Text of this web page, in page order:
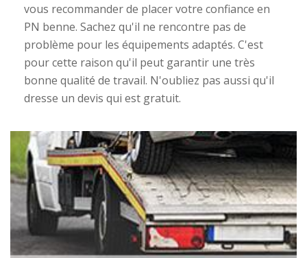
vous recommander de placer votre confiance en
PN benne. Sachez qu'il ne rencontre pas de
problème pour les équipements adaptés. C'est
pour cette raison qu'il peut garantir une très
bonne qualité de travail. N'oubliez pas aussi qu'il
dresse un devis qui est gratuit.